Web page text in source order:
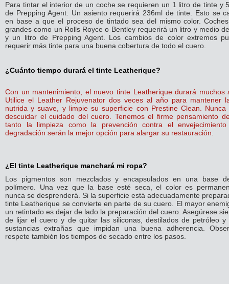
Para tintar el interior de un coche se requieren un 1 litro de tinte y
de Prepping Agent. Un asiento requerirá 236ml de tinte. Esto se
en base a que el proceso de tintado sea del mismo color.
grandes como un Rolls Royce o Bentley requerirá un litro y medio
y un litro de Prepping Agent. Los cambios de color extremos
requerir más tinte para una buena cobertura de todo el cuero.
¿Cuánto tiempo durará el tinte Leatherique?
Con un mantenimiento, el nuevo tinte Leatherique durará muchos
Utilice el Leather Rejuvenator dos veces al año para mantener
nutrida y suave, y limpie su superficie con Prestine Clean. Nunca
descuidar el cuidado del cuero. Tenemos el firme pensamiento
tanto la limpieza como la prevención contra el
degradación serán la mejor opción para alargar su restauración.
¿El tinte Leatherique manchará mi ropa?
Los pigmentos son mezclados y encapsulados en una base
polímero. Una vez que la base esté seca, el color es
nunca se desprenderá. Si la superficie está adecuadamente
tinte Leatherique se convierte en parte de su cuero. El mayor
un retintado es dejar de lado la preparación del cuero. Asegúrese
de lijar el cuero y de quitar las siliconas, destilados de petróleo y
sustancias extrañas que impidan una buena adherencia.
respete también los tiempos de secado entre los pasos.